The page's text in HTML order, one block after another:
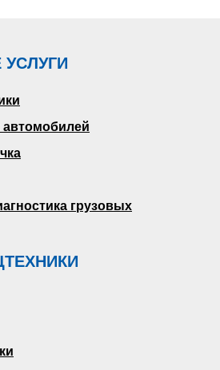
автомобилей
грузовых